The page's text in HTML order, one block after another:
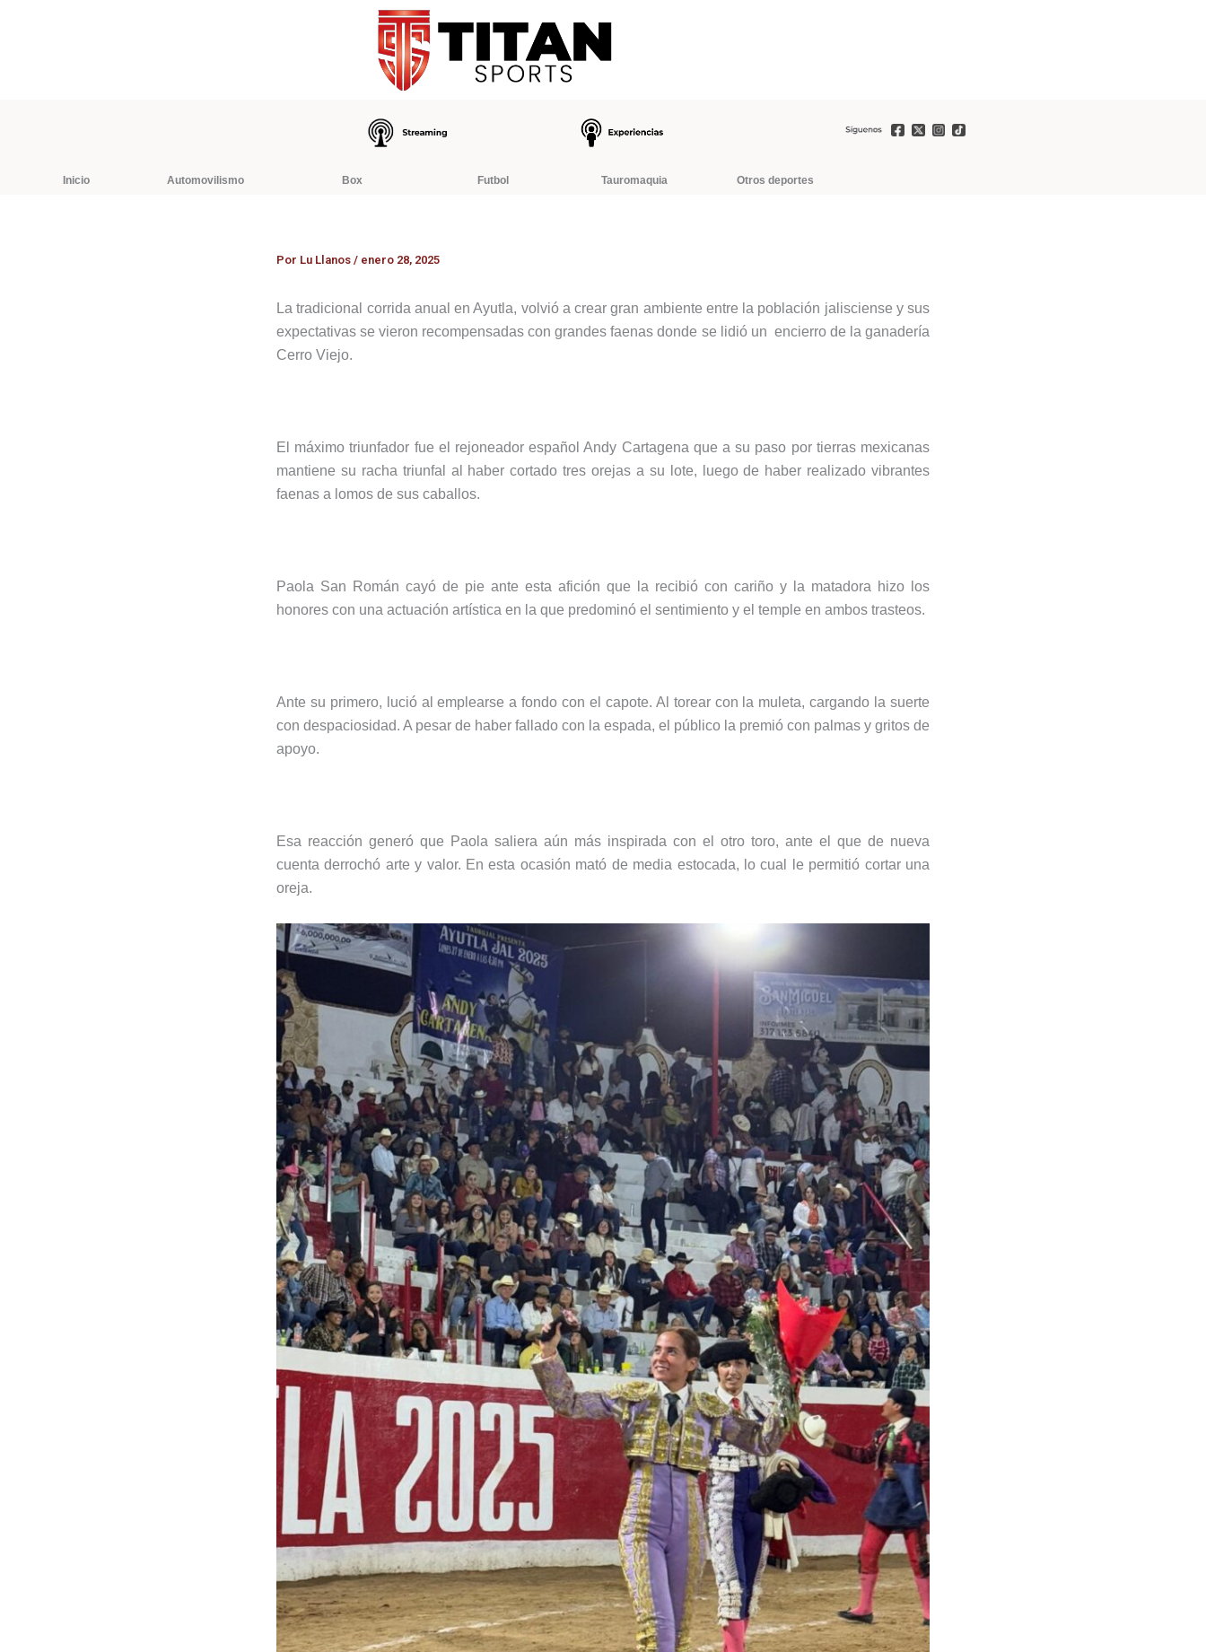
Inicio Automovilismo Box Futbol Tauromaquia Otros deportes
Por Lu Llanos / enero 28, 2025
La tradicional corrida anual en Ayutla, volvió a crear gran ambiente entre la población jalisciense y sus
expectativas se vieron recompensadas con grandes faenas donde se lidió un encierro de la ganadería
Cerro Viejo.
El máximo triunfador fue el rejoneador español Andy Cartagena que a su paso por tierras mexicanas
mantiene su racha triunfal al haber cortado tres orejas a su lote, luego de haber realizado vibrantes
faenas a lomos de sus caballos.
Paola San Román cayó de pie ante esta afición que la recibió con cariño y la matadora hizo los
honores con una actuación artística en la que predominó el sentimiento y el temple en ambos trasteos.
Ante su primero, lució al emplearse a fondo con el capote. Al torear con la muleta, cargando la suerte
con despaciosidad. A pesar de haber fallado con la espada, el público la premió con palmas y gritos de
apoyo.
Esa reacción generó que Paola saliera aún más inspirada con el otro toro, ante el que de nueva
cuenta derrochó arte y valor. En esta ocasión mató de media estocada, lo cual le permitió cortar una
oreja.